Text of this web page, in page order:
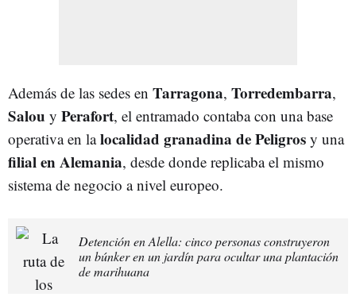
Además de las sedes en Tarragona, Torredembarra,
Salou y Perafort, el entramado contaba con una base
operativa en lalocalidad granadina de Peligros y una
filial en Alemania, desde donde replicaba el mismo
sistema de negocio a nivel europeo.
Detención en Alella: cinco personas construyeron
un búnker en un jardín para ocultar una plantación
de marihuana